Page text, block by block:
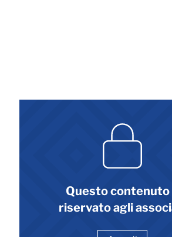
Questo contenuto
riservato agli